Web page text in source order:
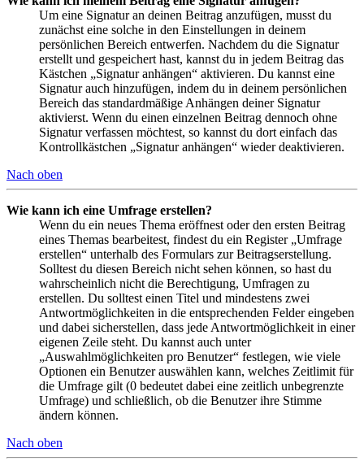
Um eine Signatur an deinen Beitrag anzufügen, musst du
zunächst eine solche in den Einstellungen in deinem
persönlichen Bereich entwerfen. Nachdem du die Signatur
erstellt und gespeichert hast, kannst du in jedem Beitrag das
Kästchen „Signatur anhängen“ aktivieren. Du kannst eine
Signatur auch hinzufügen, indem du in deinem persönlichen
Bereich das standardmäßige Anhängen deiner Signatur
aktivierst. Wenn du einen einzelnen Beitrag dennoch ohne
Signatur verfassen möchtest, so kannst du dort einfach das
Kontrollkästchen „Signatur anhängen“ wieder deaktivieren.
Nach oben
Wie kann ich eine Umfrage erstellen?
Wenn du ein neues Thema eröffnest oder den ersten Beitrag
eines Themas bearbeitest, findest du ein Register „Umfrage
erstellen“ unterhalb des Formulars zur Beitragserstellung.
Solltest du diesen Bereich nicht sehen können, so hast du
wahrscheinlich nicht die Berechtigung, Umfragen zu
erstellen. Du solltest einen Titel und mindestens zwei
Antwortmöglichkeiten in die entsprechenden Felder eingeben
und dabei sicherstellen, dass jede Antwortmöglichkeit in einer
eigenen Zeile steht. Du kannst auch unter
„Auswahlmöglichkeiten pro Benutzer“ festlegen, wie viele
Optionen ein Benutzer auswählen kann, welches Zeitlimit für
die Umfrage gilt (0 bedeutet dabei eine zeitlich unbegrenzte
Umfrage) und schließlich, ob die Benutzer ihre Stimme
ändern können.
Nach oben